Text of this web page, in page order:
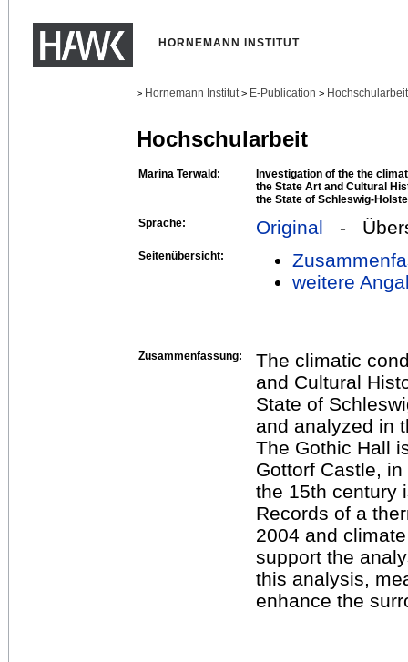
HORNEMANN INSTITUT
> Hornemann Institut > E-Publication >
Hochschularbeit
Marina Terwald:
Investigation of the the
the State Art and Cultural
the State of Schleswig-
Sprache:
Original -
Seitenübersicht:
weitere
Zusammenfassung:
The climatic
and Cultural
State of
and analyzed in
The Gothic Hall
Gottorf Castle,
the 15th century
Records of a
2004 and
support the
this analysis,
enhance the